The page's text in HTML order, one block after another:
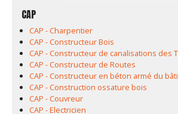
CAP
CAP - Charpentier
CAP - Constructeur Bois
CAP - Constructeur de canalisations des
CAP - Constructeur de Routes
CAP - Constructeur en béton armé du
CAP - Construction ossature bois
CAP - Couvreur
CAP - Electricien